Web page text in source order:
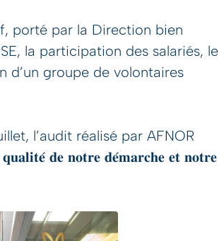
porté par la Direction bien
la participation des salariés, le
d’un groupe de volontaires
l’audit réalisé par AFNOR
𝐝𝐞 𝐧𝐨𝐭𝐫𝐞 𝐝𝐞́𝐦𝐚𝐫𝐜𝐡𝐞 𝐞𝐭 𝐧𝐨𝐭𝐫𝐞